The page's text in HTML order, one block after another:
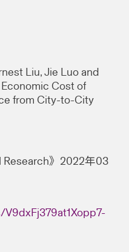
Liu, Jie Luo and
Economic Cost of
from City-to-City
》2022年03